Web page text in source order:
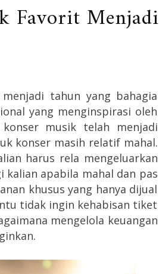
Favorit Menjadi
tahun yang bahagia
yang menginspirasi oleh
musik telah menjadi
konser masih relatif mahal.
harus rela mengeluarkan
kalian apabila mahal dan pas
khusus yang hanya dijual
tidak ingin kehabisan tiket
mengelola keuangan